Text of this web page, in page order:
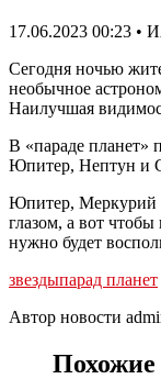
17.06.2023 00:23 •
Сегодня ночью
необычное
Наилучшая
В «параде
Юпитер, Нептун и
Юпитер, Меркурий
глазом, а вот
нужно будет
звездыпарад планет
Автор новости
Похожие